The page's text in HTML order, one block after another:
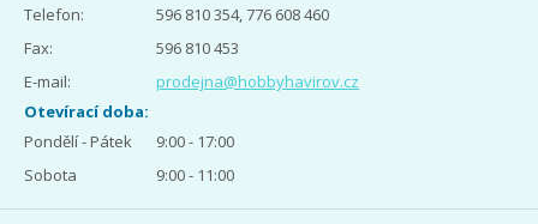
Telefon:
596 810 354, 776 608 460
Fax:
596 810 453
E-mail:
prodejna@hobbyhavirov.cz
Otevírací doba:
Pondělí - Pátek
9:00 - 17:00
Sobota
9:00 - 11:00